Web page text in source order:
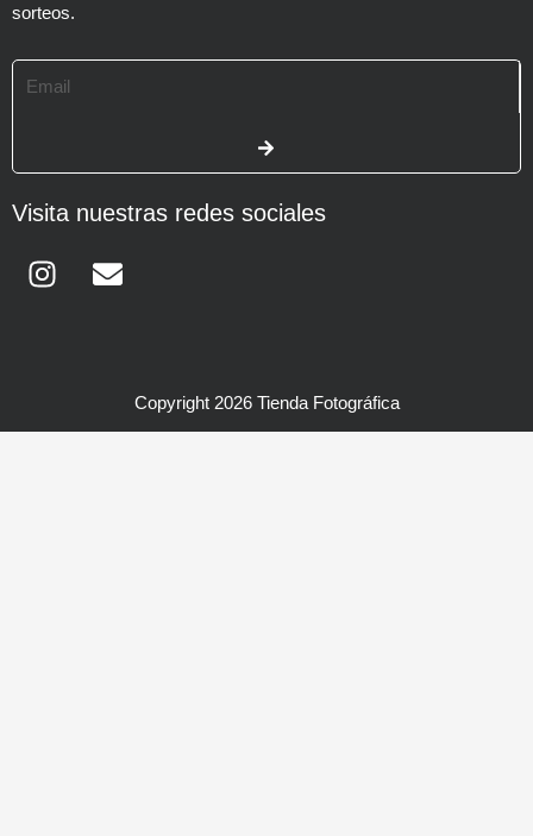
sorteos.
Email
Visita nuestras redes sociales
InstagramEnvelope
Copyright 2026 Tienda Fotográfica